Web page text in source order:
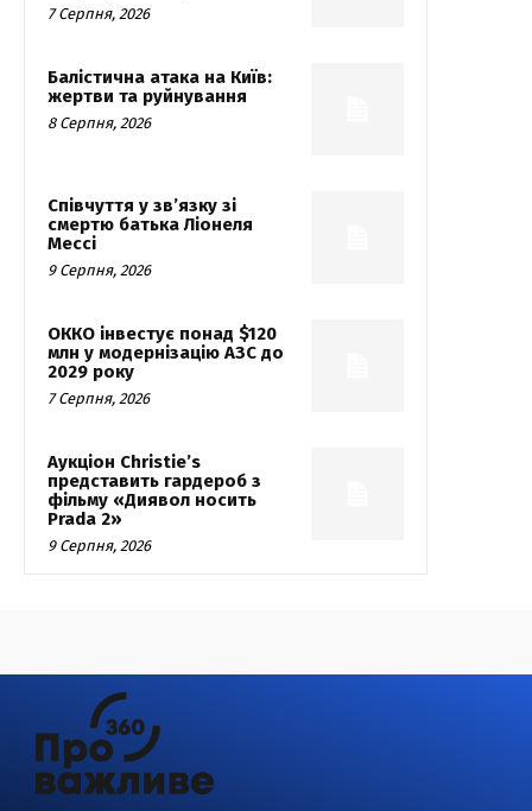
7 Серпня, 2026
Балістична атака на Київ:
жертви та руйнування
8 Серпня, 2026
Співчуття у зв’язку зі
смертю батька Ліонеля
Мессі
9 Серпня, 2026
ОККО інвестує понад $120
млн у модернізацію АЗС до
2029 року
7 Серпня, 2026
Аукціон Christie’s
представить гардероб з
фільму «Диявол носить
Prada 2»
9 Серпня, 2026